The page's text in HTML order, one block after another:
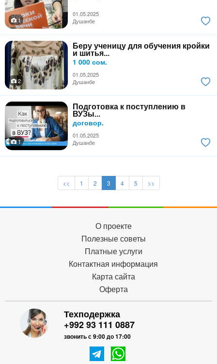
01.05.2025
1
Душанбе
Беру ученицу для обучения кройки
и шитья...
1 000 сом.
01.05.2025
2
Душанбе
Подготовка к поступлению в
ВУЗы...
договор.
01.05.2025
1
Душанбе
<< 1 2 3 4 5 >>
О проекте
Полезные советы
Платные услуги
Контактная информация
Карта сайта
Оферта
Техподержка
+992 93 111 0887
звонить с 9:00 до 17:00